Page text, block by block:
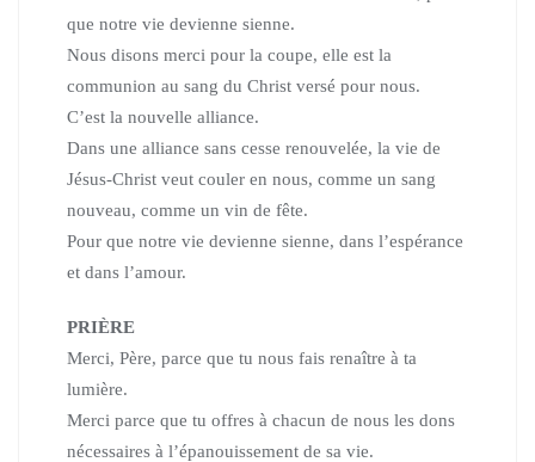
que notre vie devienne sienne.
Nous disons merci pour la coupe, elle est la
communion au sang du Christ versé pour nous.
C’est la nouvelle alliance.
Dans une alliance sans cesse renouvelée, la vie de
Jésus-Christ veut couler en nous, comme un sang
nouveau, comme un vin de fête.
Pour que notre vie devienne sienne, dans l’espérance
et dans l’amour.
PRI­ÈRE
Merci, Père, parce que tu nous fais renaître à ta
lumière.
Merci parce que tu offres à chacun de nous les dons
nécessaires à l’épanouissement de sa vie.